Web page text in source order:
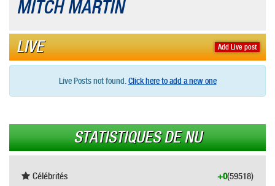
MITCH MARTIN
Add Live post
LIVE
Live Posts not found. Click here to add a new one
STATISTIQUES DE NU
Célébrités (59518)
+0